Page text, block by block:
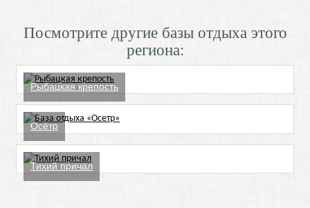
Посмотрите другие базы отдыха этого
региона:
Рыбацкая крепость
Осётр
Тихий причал